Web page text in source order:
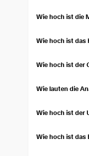
Wie hoch ist die
öffentlich
Wie hoch ist das
Aktie im
Wie hoch ist der
a per-share basis.
Wie lauten die
stock's expected
Wie hoch ist der
Wie hoch ist das